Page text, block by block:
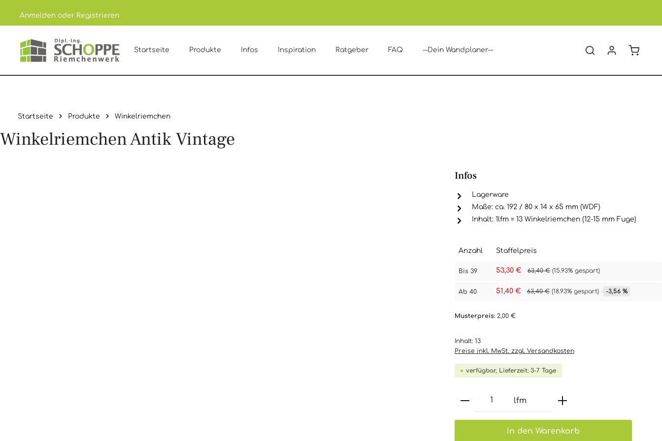
Hauptinhalt springen
Zur Hauptnavigation springen
Anmelden oder Registrieren
Startseite Produkte Infos Inspiration Ratgeber FAQ --Dein Wandplaner--
Startseite Produkte Winkelriemchen
Winkelriemchen Antik Vintage
Infos
Lagerware
Maße: ca. 192 / 80 x 14 x 65 mm (WDF)
Inhalt: 1lfm = 13 Winkelriemchen (12-15 mm Fuge)
Anzahl Staffelpreis
Bis 39 53,30 € 63,40 € (15.93% gespart)
Ab 40 51,40 € 63,40 € (18.93% gespart) -3,56 %
Musterpreis: 2,00 €
Inhalt: 13
Preise inkl. MwSt. zzgl. Versandkosten
verfügbar, Lieferzeit: 3-7 Tage
Produkt Anzahl: Gib den
lfm
In den Warenkorb